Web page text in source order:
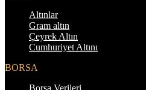
Altınlar
Gram altın
Çeyrek Altın
Cumhuriyet Altını
BORSA
Borsa Verileri